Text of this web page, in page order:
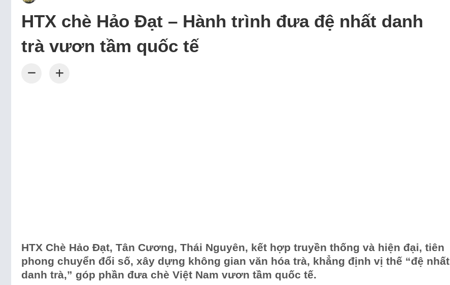
HTX chè Hảo Đạt – Hành trình đưa đệ nhất danh
trà vươn tầm quốc tế
HTX Chè Hảo Đạt, Tân Cương, Thái Nguyên, kết hợp truyền thống và hiện đại, tiên
phong chuyển đổi số, xây dựng không gian văn hóa trà, khẳng định vị thế “đệ nhất
danh trà,” góp phần đưa chè Việt Nam vươn tầm quốc tế.